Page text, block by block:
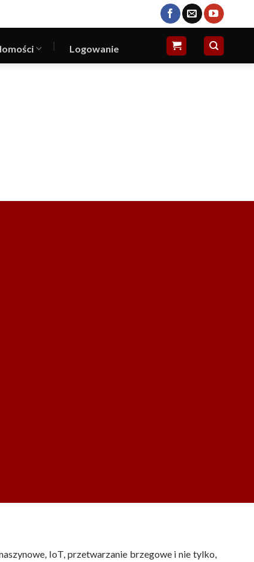
Logowanie
IoT, przetwarzanie brzegowe i nie tylko,